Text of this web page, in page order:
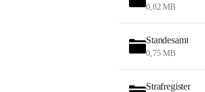
0,82 MB
Standesamt
0,75 MB
Strafregister